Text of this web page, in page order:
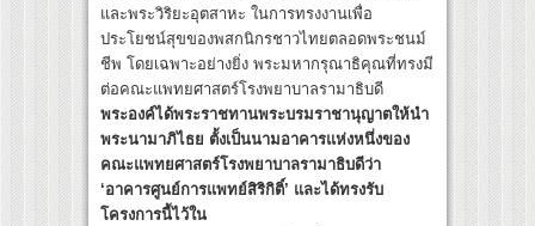
และพระวิริยะอุตสาหะ ในการทรงงานเพื่อ
ประโยชน์สุขของพสกนิกรชาวไทยตลอดพระชนม์
ชีพ โดยเฉพาะอย่างยิ่ง พระมหากรุณาธิคุณที่ทรงมี
ต่อคณะแพทยศาสตร์โรงพยาบาลรามาธิบดี
พระองค์ได้พระราชทานพระบรมราชานุญาตให้นำ
พระนามาภิไธย ตั้งเป็นนามอาคารแห่งหนึ่งของ
คณะแพทยศาสตร์โรงพยาบาลรามาธิบดีว่า
‘อาคารศูนย์การแพทย์สิริกิติ์’ และได้ทรงรับ
โครงการนี้ไว้ใน